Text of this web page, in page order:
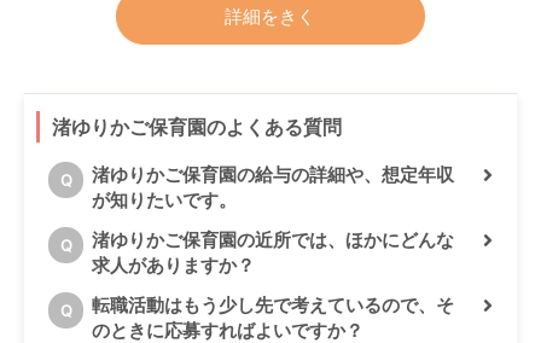
詳細をきく
渚ゆりかご保育園のよくある質問
Q
渚ゆりかご保育園の給与の詳細や、想定年収
が知りたいです。
Q
渚ゆりかご保育園の近所では、ほかにどんな
求人がありますか？
Q
転職活動はもう少し先で考えているので、そ
のときに応募すればよいですか？